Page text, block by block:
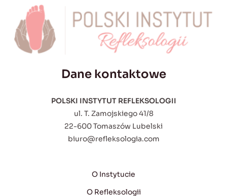
Dane kontaktowe
POLSKI INSTYTUT REFLEKSOLOGII
ul. T. Zamojskiego 41/8
22-600 Tomaszów Lubelski
biuro@refleksologia.com
O Instytucie
O Refleksologii